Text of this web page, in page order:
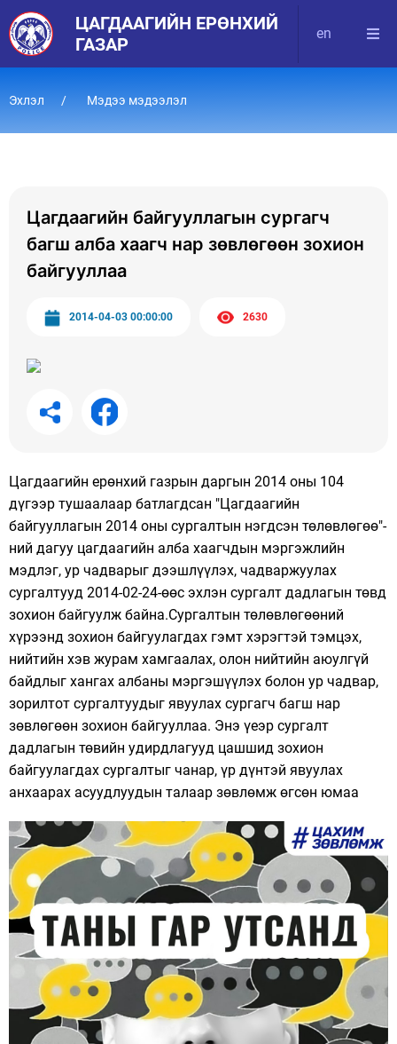
ЦАГДААГИЙН ЕРӨНХИЙ
ГАЗАР
en
Эхлэл Мэдээ мэдээлэл
Цагдаагийн байгууллагын сургагч
багш алба хаагч нар зөвлөгөөн зохион
байгууллаа
2014-04-03 00:00:00 2630
Цагдаагийн ерөнхий газрын даргын 2014 оны 104
дүгээр тушаалаар батлагдсан "Цагдаагийн
байгууллагын 2014 оны сургалтын нэгдсэн төлөвлөгөө"-
ний дагуу цагдаагийн алба хаагчдын мэргэжлийн
мэдлэг, ур чадварыг дээшлүүлэх, чадваржуулах
сургалтууд 2014-02-24-өөс эхлэн сургалт дадлагын төвд
зохион байгуулж байна.Сургалтын төлөвлөгөөний
хүрээнд зохион байгуулагдах гэмт хэрэгтэй тэмцэх,
нийтийн хэв журам хамгаалах, олон нийтийн аюулгүй
байдлыг хангах албаны мэргэшүүлэх болон ур чадвар,
зорилтот сургалтуудыг явуулах сургагч багш нар
зөвлөгөөн зохион байгууллаа. Энэ үеэр сургалт
дадлагын төвийн удирдлагууд цашшид зохион
байгуулагдах сургалтыг чанар, үр дүнтэй явуулах
анхаарах асуудлуудын талаар зөвлөмж өгсөн юмаа